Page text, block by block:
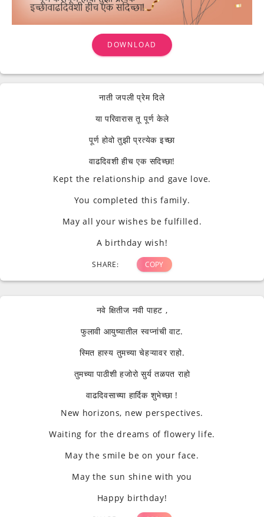
DOWNLOAD
नाती जपली प्रेम दिले
या परिवारास तू पूर्ण केले
पूर्ण होवो तुझी प्रत्येक इच्छा
वाढदिवशी हीच एक सदिच्छा!
Kept the relationship and gave love.
You completed this family.
May all your wishes be fulfilled.
A birthday wish!
SHARE: COPY
नवे क्षितीज नवी पाहट ,
फुलावी आयुष्यातील स्वप्नांची वाट.
स्मित हास्य तुमच्या चेहऱ्यावर राहो.
तुमच्या पाठीशी हजोरो सुर्य तळपत राहो
वाढदिवसाच्या हार्दिक शुभेच्छा !
New horizons, new perspectives.
Waiting for the dreams of flowery life.
May the smile be on your face.
May the sun shine with you
Happy birthday!